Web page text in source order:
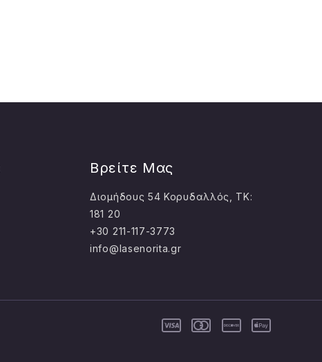
Βρείτε Μας
Διομήδους 54 Κορυδαλλός, ΤΚ:
181 20
+30 211-117-3773
info@lasenorita.gr